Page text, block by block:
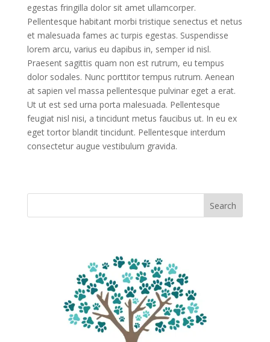
egestas fringilla dolor sit amet ullamcorper.
Pellentesque habitant morbi tristique senectus et netus
et malesuada fames ac turpis egestas. Suspendisse
lorem arcu, varius eu dapibus in, semper id nisl.
Praesent sagittis quam non est rutrum, eu tempus
dolor sodales. Nunc porttitor tempus rutrum. Aenean
at sapien vel massa pellentesque pulvinar eget a erat.
Ut ut est sed urna porta malesuada. Pellentesque
feugiat nisl nisi, a tincidunt metus faucibus ut. In eu ex
eget tortor blandit tincidunt. Pellentesque interdum
consectetur augue vestibulum gravida.
Search